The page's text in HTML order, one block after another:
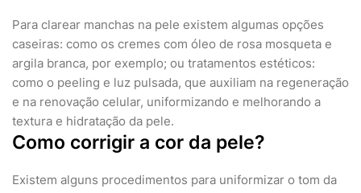
Para clarear manchas na pele existem algumas opções
caseiras: como os cremes com óleo de rosa mosqueta e
argila branca, por exemplo; ou tratamentos estéticos:
como o peeling e luz pulsada, que auxiliam na regeneração
e na renovação celular, uniformizando e melhorando a
textura e hidratação da pele.
Como corrigir a cor da pele?
Existem alguns procedimentos para uniformizar o tom da